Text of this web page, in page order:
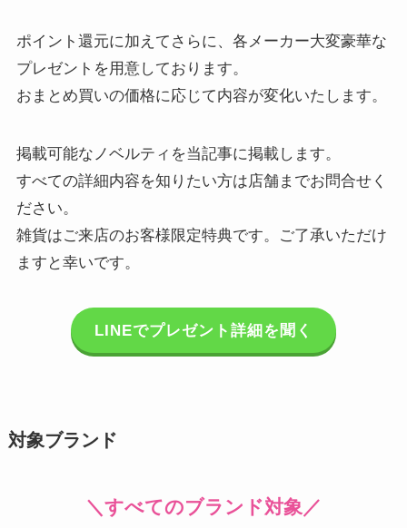
ポイント還元に加えてさらに、各メーカー大変豪華な
プレゼントを用意しております。
おまとめ買いの価格に応じて内容が変化いたします。
掲載可能なノベルティを当記事に掲載します。
すべての詳細内容を知りたい方は店舗までお問合せく
ださい。
雑貨はご来店のお客様限定特典です。ご了承いただけ
ますと幸いです。
LINEでプレゼント詳細を聞く
対象ブランド
＼すべてのブランド対象／